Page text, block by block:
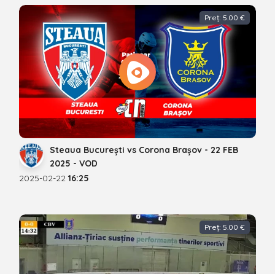
Preț: 5.00 €
Steaua București vs Corona Brașov - 22 FEB
2025 - VOD
2025-02-22 16:25
Preț: 5.00 €